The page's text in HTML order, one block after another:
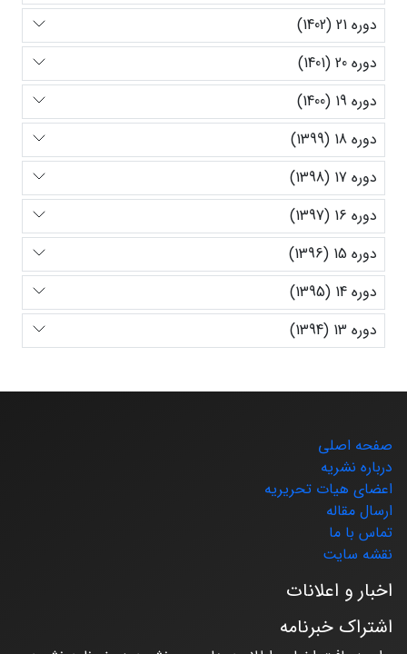
دوره 21 (1402)
دوره 20 (1401)
دوره 19 (1400)
دوره 18 (1399)
دوره 17 (1398)
دوره 16 (1397)
دوره 15 (1396)
دوره 14 (1395)
دوره 13 (1394)
صفحه اصلی
درباره نشریه
اعضای هیات تحریریه
ارسال مقاله
تماس با ما
نقشه سایت
اخبار و اعلانات
اشتراک خبرنامه